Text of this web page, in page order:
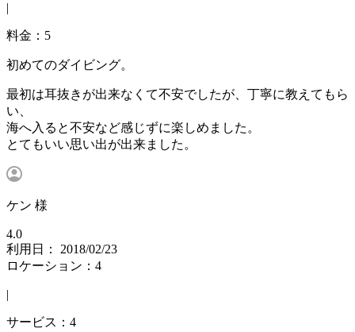
|
料金：5
初めてのダイビング。
最初は耳抜きが出来なくて不安でしたが、丁寧に教えてもら
い、
海へ入ると不安など感じずに楽しめました。
とてもいい思い出が出来ました。
ケン 様
4.0
利用日： 2018/02/23
ロケーション：4
|
サービス：4